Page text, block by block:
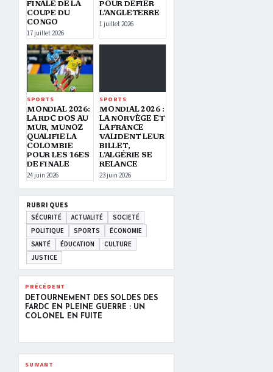
FINALE DE LA
COUPE DU
CONGO
17 juillet 2026
POUR DÉFIER
L’ANGLETERRE
1 juillet 2026
SPORTS
MONDIAL 2026:
LA RDC DOS AU
MUR, MUNOZ
QUALIFIE LA
COLOMBIE
POUR LES 16ES
DE FINALE
24 juin 2026
SPORTS
MONDIAL 2026 :
LA NORVÈGE ET
LA FRANCE
VALIDENT LEUR
BILLET,
L’ALGÉRIE SE
RELANCE
23 juin 2026
RUBRIQUES
SÉCURITÉ
ACTUALITÉ
SOCIETÉ
POLITIQUE
SPORTS
ÉCONOMIE
SANTÉ
ÉDUCATION
CULTURE
JUSTICE
PRÉCÉDENT
DÉTOURNEMENT DES SOLDES DES
FARDC EN PLEINE GUERRE : UN
COLONEL EN FUITE
SUIVANT